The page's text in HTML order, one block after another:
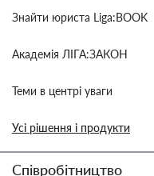
Знайти юриста Liga:BOOK
Академія ЛІГА:ЗАКОН
Теми в центрі уваги
Усі рішення і продукти
Співробітництво